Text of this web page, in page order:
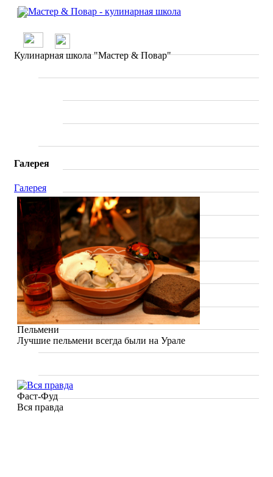
О проекте
Статьи
Отзывы о ресторанах
Специалисты
Фото
Видео
Вопрос Шеф-повару
Sous Vide. Су Вид
Мои проекты
Кулинарная школа "Мастер & Повар"
Галерея
Галерея
Пельмени
Лучшие пельмени всегда были на Урале
Фаст-Фуд
Вся правда